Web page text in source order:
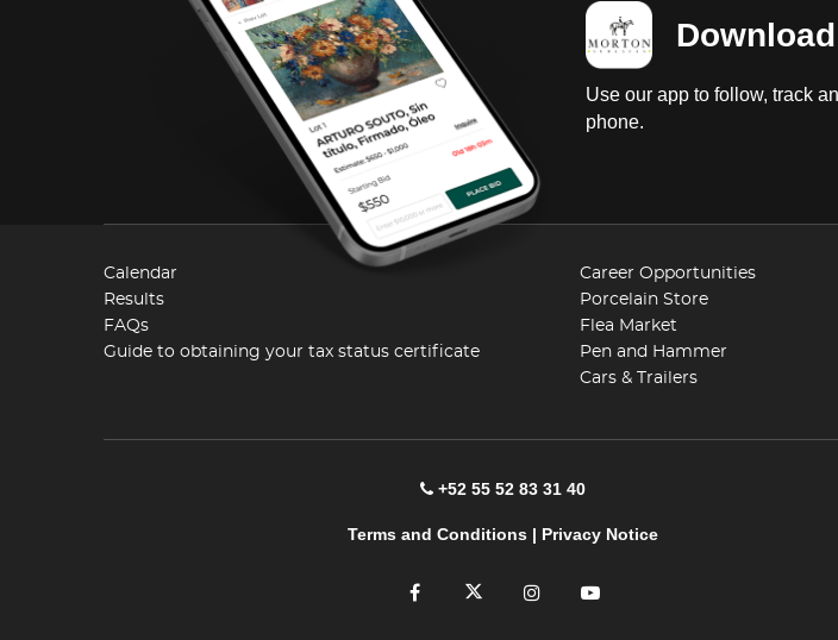
Use our app to follow, track
phone.
Calendar
Results
FAQs
Guide to obtaining your tax status certificate
Career Opportunities
Porcelain Store
Flea Market
Pen and Hammer
Cars & Trailers
+52 55 52 83 31 40
Terms and Conditions| Privacy Notice